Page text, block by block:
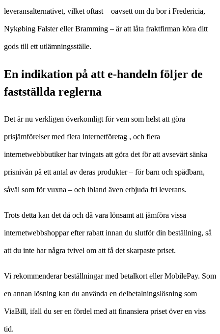
leveransalternativet, vilket oftast – oavsett om du bor i Fredericia,
Nykøbing Falster eller Bramming – är att låta fraktfirman köra ditt
gods till ett utlämningsställe.
En indikation på att e-handeln följer de
fastställda reglerna
Det är nu verkligen överkomligt för vem som helst att göra
prisjämförelser med flera internetföretag , och flera
internetwebbbutiker har tvingats att göra det för att avsevärt sänka
prisnivån på ett antal av deras produkter – för barn och spädbarn,
såväl som för vuxna – och ibland även erbjuda fri leverans.
Trots detta kan det då och då vara lönsamt att jämföra vissa
internetwebbshoppar efter rabatt innan du slutför din beställning, så
att du inte har några tvivel om att få det skarpaste priset.
Vi rekommenderar beställningar med betalkort eller MobilePay. Som
en annan lösning kan du använda en delbetalningslösning som
ViaBill, ifall du ser en fördel med att finansiera priset över en viss
tid.